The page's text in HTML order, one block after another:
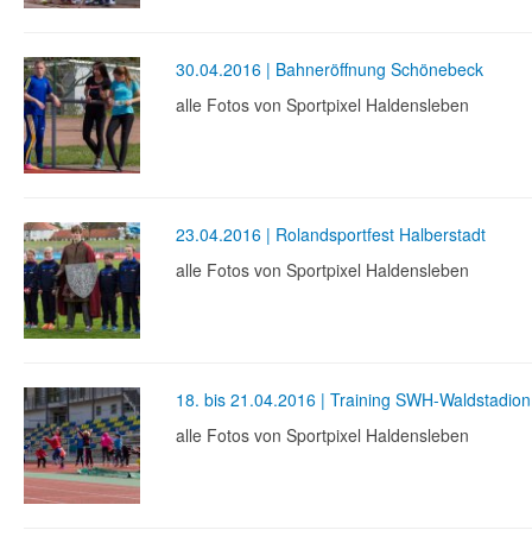
30.04.2016 | Bahneröffnung Schönebeck
alle Fotos von Sportpixel Haldensleben
23.04.2016 | Rolandsportfest Halberstadt
alle Fotos von Sportpixel Haldensleben
18. bis 21.04.2016 | Training SWH-Waldstadion
alle Fotos von Sportpixel Haldensleben